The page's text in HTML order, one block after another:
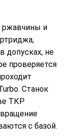
ржавчины и
допусках, не
проверяется
Станок
ТКР
вращение
с базой.